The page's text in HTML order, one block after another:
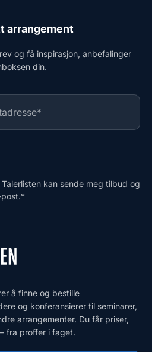
arrangement
og få inspirasjon, anbefalinger
din.
kan sende meg tilbud og
*
å finne og bestille
og konferansierer til seminarer,
arrangementer. Du får priser,
fra proffer i faget.